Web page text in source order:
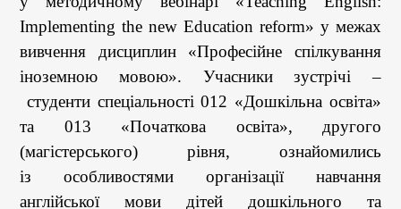
Implementing the new Education reform» у межах
вивчення дисциплин «Професійне спілкування
іноземною мовою». Учасники зустрічі –
студенти спеціальності 012 «Дошкільна освіта»
та 013 «Початкова освіта», другого
(магістерського) рівня, ознайомились
із особливостями організації навчання
англійської мови дітей дошкільного та